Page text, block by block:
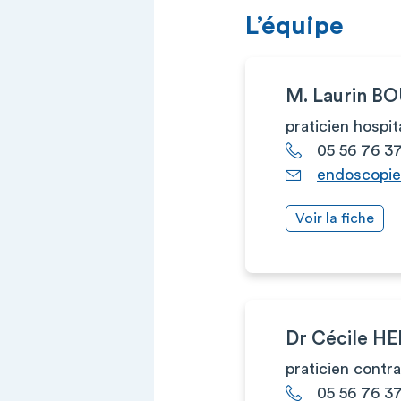
L’équipe
M. Laurin
praticien
05 56 76
Voir la fiche
Dr Cécile
praticien
05 56 76